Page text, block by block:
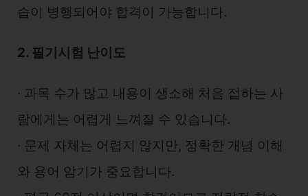
습이 병행되어야 합격이 가능합니다.
2. 필기시험 난이도
∙ 과목 수가 많고 내용이 생소해 처음 접하는 사
람에게는 어렵게 느껴질 수 있습니다.
∙ 문제 자체는 어렵지 않지만, 정확한 개념 이해
와 용어 암기가 중요합니다.